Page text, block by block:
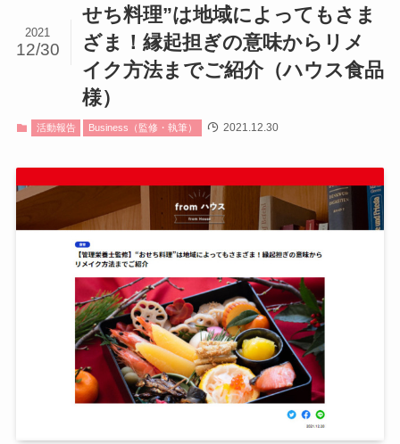
せち料理”は地域によってもさま
ざま！縁起担ぎの意味からリメ
イク方法までご紹介（ハウス食品
様）
2021
12/30
活動報告 Business（監修・執筆） 2021.12.30